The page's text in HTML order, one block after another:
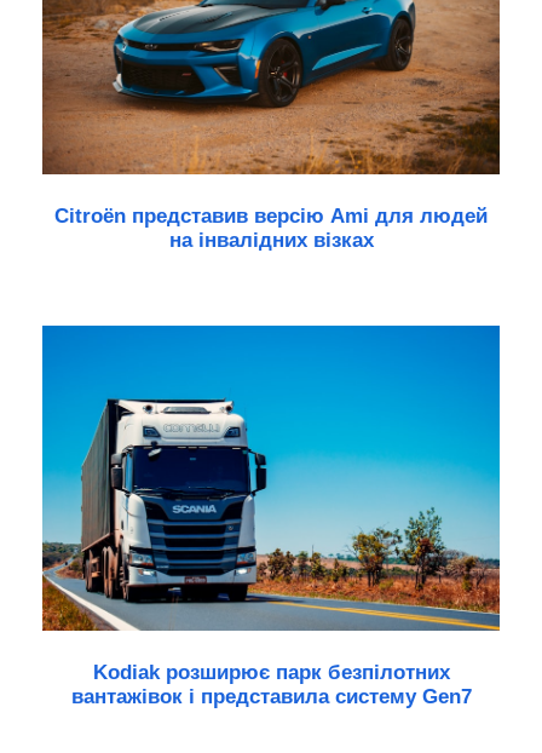
Citroën представив версію Ami для людей
на інвалідних візках
Kodiak розширює парк безпілотних
вантажівок і представила систему Gen7